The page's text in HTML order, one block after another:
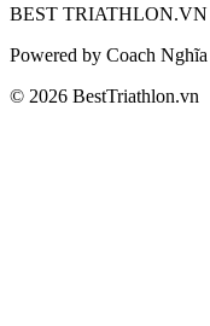
BEST TRIATHLON.VN
Powered by Coach
© 2026 BestTriathlon.vn